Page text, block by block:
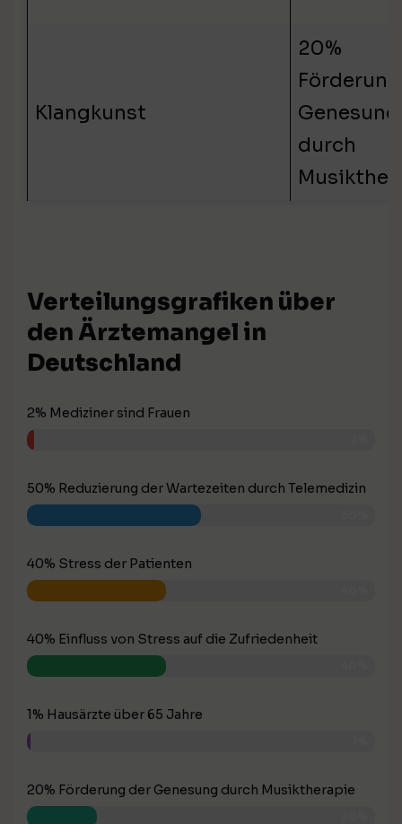
Klangkunst
20%
Genesung
durch
Verteilungsgrafiken über
den Ärztemangel in
Deutschland
2% Mediziner sind Frauen
50% Reduzierung der Wartezeiten durch Telemedizin
40% Stress der Patienten
40% Einfluss von Stress auf die Zufriedenheit
1% Hausärzte über 65 Jahre
20% Förderung der Genesung durch Musiktherapie